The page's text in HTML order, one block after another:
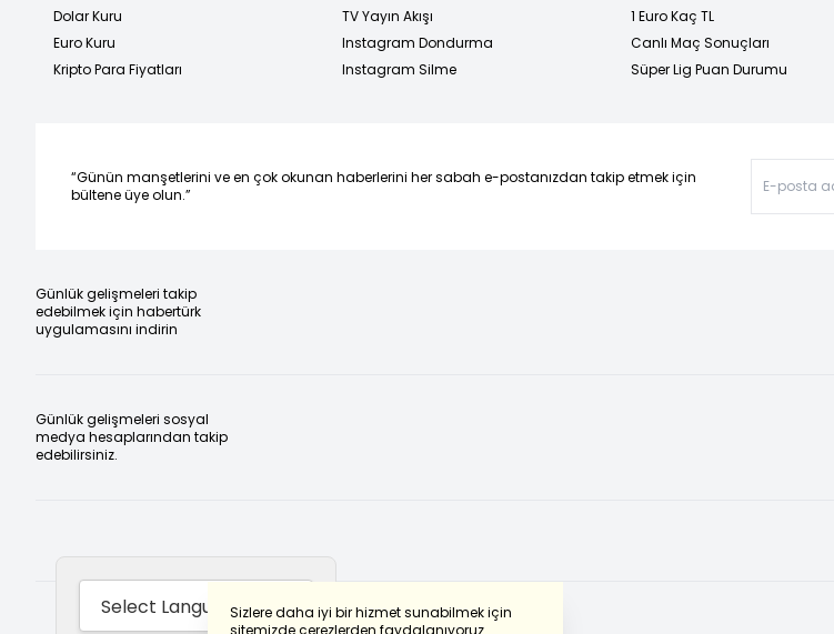
Sizlere daha iyi bir hizmet sunabilmek için
sitemizde çerezlerden faydalanıyoruz.
Dolar Kuru
Euro Kuru
Kripto Para Fiyatları
TV Yayın Akışı
Instagram Dondurma
Instagram Silme
1 Euro Kaç TL
Canlı Maç Sonuçları
Süper Lig Puan Durumu
“Günün manşetlerini ve en çok okunan haberlerini her sabah e-postanızdan takip etmek için
bültene üye olun.”
Günlük gelişmeleri takip
edebilmek için habertürk
uygulamasını indirin
Günlük gelişmeleri sosyal
medya hesaplarından takip
edebilirsiniz.